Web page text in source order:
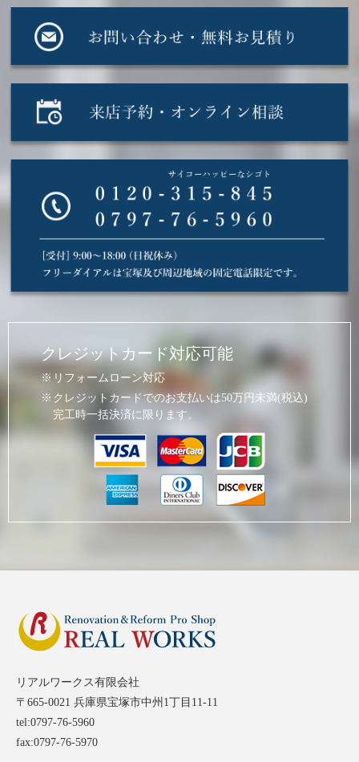
クレジットカード対応可能
リフォームローン対応
クレジットカードでのお支払いは50万円未満(税込)
完工時一括決済に限ります。
リアルワークス有限会社
〒665-0021 兵庫県宝塚市中州1丁目11-11
tel:0797-76-5960
fax:0797-76-5970